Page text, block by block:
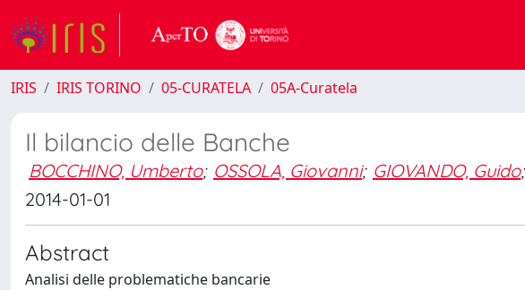
IRIS IRIS TORINO 05-CURATELA 05A-Curatela
Il bilancio delle Banche
BOCCHINO, Umberto; OSSOLA, Giovanni; GIOVANDO, Guido;
2014-01-01
Abstract
Analisi delle problematiche bancarie